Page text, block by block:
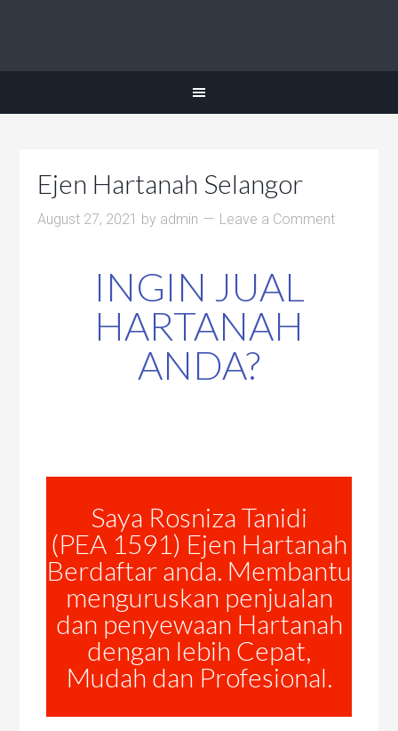
Ejen Hartanah Selangor
August 27, 2021 by admin Leave a Comment
INGIN JUAL
HARTANAH
ANDA?
Saya Rosniza Tanidi
(PEA 1591) Ejen Hartanah
Berdaftar anda. Membantu
menguruskan penjualan
dan penyewaan Hartanah
dengan lebih Cepat,
Mudah dan Profesional.